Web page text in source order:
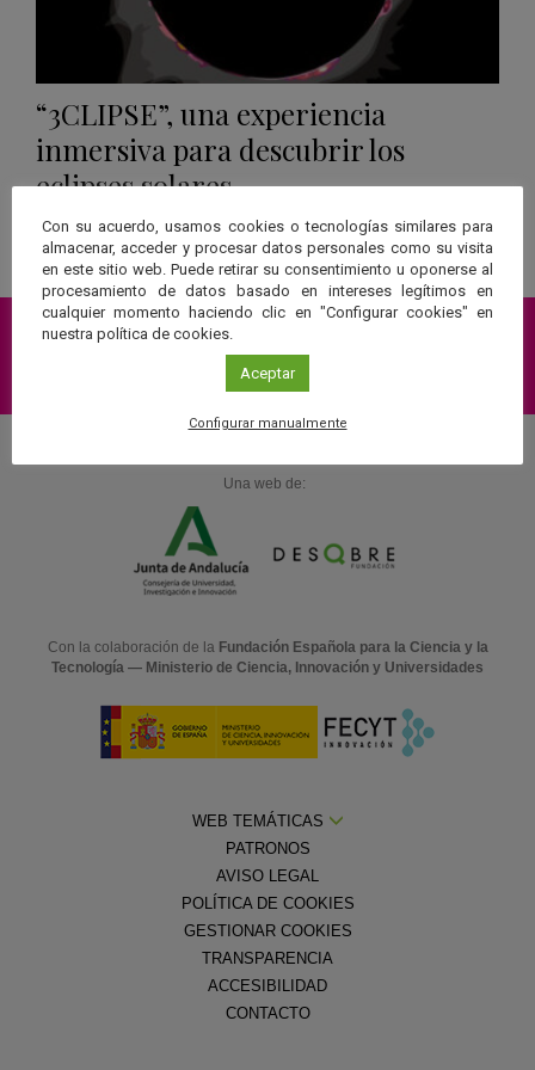
“3CLIPSE”, una experiencia
inmersiva para descubrir los
eclipses solares
Leer más
Suscríbete a nuestra Newsletter
Una web de:
Con la colaboración de la Fundación Española para la Ciencia y la
Tecnología — Ministerio de Ciencia, Innovación y Universidades
WEB TEMÁTICAS
PATRONOS
AVISO LEGAL
POLÍTICA DE COOKIES
GESTIONAR COOKIES
TRANSPARENCIA
ACCESIBILIDAD
CONTACTO
Con su acuerdo, usamos cookies o tecnologías similares para
almacenar, acceder y procesar datos personales como su visita
en este sitio web. Puede retirar su consentimiento u oponerse al
procesamiento de datos basado en intereses legítimos en
cualquier momento haciendo clic en "Configurar cookies" en
nuestra política de cookies.
Aceptar
Configurar manualmente